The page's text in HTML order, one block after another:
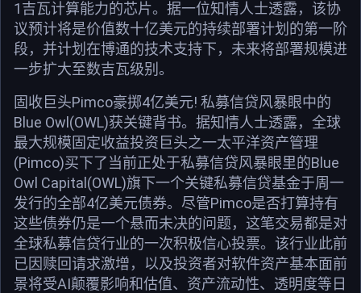
1吉瓦计算能力的芯片。据一位知情人士透露，该协
议预计将是价值数十亿美元的持续部署计划的第一阶
段，并计划在博通的技术支持下，未来将部署规模进
一步扩大至数吉瓦级别。
固收巨头Pimco豪掷4亿美元! 私募信贷风暴眼中的
Blue Owl(OWL)获关键背书。据知情人士透露，全球
最大规模固定收益投资巨头之一太平洋资产管理
(Pimco)买下了当前正处于私募信贷风暴眼里的Blue
Owl Capital(OWL)旗下一个关键私募信贷基金于周一
发行的全部4亿美元债券。尽管Pimco是否打算持有
这些债券仍是一个悬而未决的问题，这笔交易都是对
全球私募信贷行业的一次积极信心投票。该行业此前
已因赎回请求激增，以及投资者对软件资产基本面前
景将受AI颠覆影响和估值、资产流动性、透明度等日